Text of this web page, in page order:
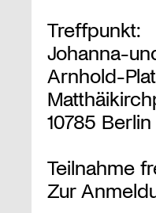
Treffpunkt:
Johanna-
Arnhold-
10785 Berlin
Teilnahme
Zur